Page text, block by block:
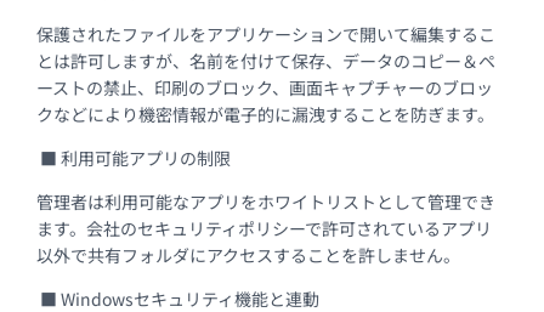
保護されたファイルをアプリケーションで開いて編集するこ
とは許可しますが、名前を付けて保存、データのコピー＆ペ
ーストの禁止、印刷のブロック、画面キャプチャーのブロッ
クなどにより機密情報が電子的に漏洩することを防ぎます。
■ 利用可能アプリの制限
管理者は利用可能なアプリをホワイトリストとして管理でき
ます。会社のセキュリティポリシーで許可されているアプリ
以外で共有フォルダにアクセスすることを許しません。
■ Windowsセキュリティ機能と連動